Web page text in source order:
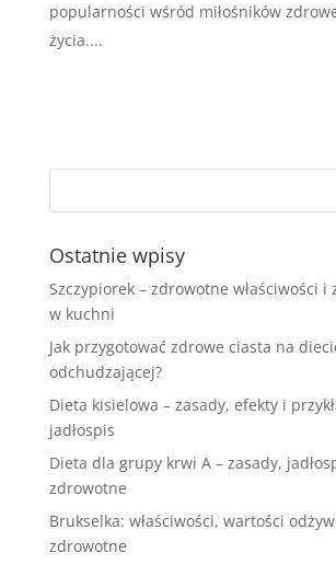
popularności wśród miłośników
życia....
Ostatnie wpisy
Szczypiorek – zdrowotne właściwości i
w kuchni
Jak przygotować zdrowe ciasta na
odchudzającej?
Dieta kisielowa – zasady, efekty i
jadłospis
Dieta dla grupy krwi A – zasady,
zdrowotne
Brukselka: właściwości, wartości
zdrowotne